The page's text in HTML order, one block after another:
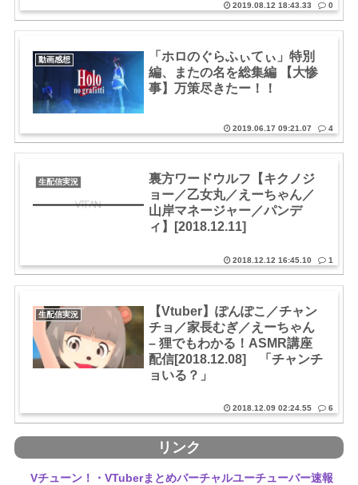
2019.08.12 18:43.33 0
動画感想
「ホロのぐらふぃてぃ」特別
編、またの名を総集編 【大惨
事】万策尽きたー！！
2019.06.17 09:21.07 4
生配信実況
裏方ワードウルフ【キクノジ
ョー／乙女丸／えーちゃん／
山岸マネージャー／パンデ
ィ】[2018.12.11]
2018.12.12 16:45.10 1
生配信実況
【Vtuber】ぽんぽこ／チャン
チョ／家長むぎ／えーちゃん
– 狸でもわかる！ASMR講座
配信[2018.12.08] 「チャンチ
ョいる？」
2018.12.09 02:24.55 6
リンク
Vチューン！・VTuberまとめバーチャルユーチューバー速報